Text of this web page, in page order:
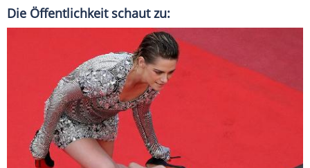
Die Öffentlichkeit schaut zu: